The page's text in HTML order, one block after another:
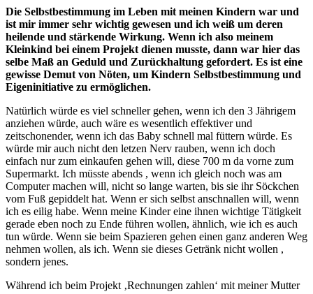
Die Selbstbestimmung im Leben mit meinen Kindern war und
ist mir immer sehr wichtig gewesen und ich weiß um deren
heilende und stärkende Wirkung. Wenn ich also meinem
Kleinkind bei einem Projekt dienen musste, dann war hier das
selbe Maß an Geduld und Zurückhaltung gefordert. Es ist eine
gewisse Demut von Nöten, um Kindern Selbstbestimmung und
Eigeninitiative zu ermöglichen.
Natürlich würde es viel schneller gehen, wenn ich den 3 Jährigem
anziehen würde, auch wäre es wesentlich effektiver und
zeitschonender, wenn ich das Baby schnell mal füttern würde. Es
würde mir auch nicht den letzen Nerv rauben, wenn ich doch
einfach nur zum einkaufen gehen will, diese 700 m da vorne zum
Supermarkt. Ich müsste abends , wenn ich gleich noch was am
Computer machen will, nicht so lange warten, bis sie ihr Söckchen
vom Fuß gepiddelt hat. Wenn er sich selbst anschnallen will, wenn
ich es eilig habe. Wenn meine Kinder eine ihnen wichtige Tätigkeit
gerade eben noch zu Ende führen wollen, ähnlich, wie ich es auch
tun würde. Wenn sie beim Spazieren gehen einen ganz anderen Weg
nehmen wollen, als ich. Wenn sie dieses Getränk nicht wollen ,
sondern jenes.
Während ich beim Projekt ‚Rechnungen zahlen‘ mit meiner Mutter